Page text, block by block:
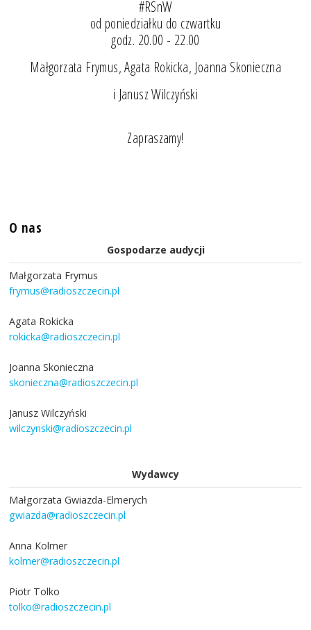
#RSnW
od poniedziałku do czwartku
godz. 20.00 - 22.00
Małgorzata Frymus, Agata Rokicka, Joanna Skonieczna
i Janusz Wilczyński
Zapraszamy!
O nas
Gospodarze audycji
Małgorzata Frymus
frymus@radioszczecin.pl
Agata Rokicka
rokicka@radioszczecin.pl
Joanna Skonieczna
skonieczna@radioszczecin.pl
Janusz Wilczyński
wilczynski@radioszczecin.pl
Wydawcy
Małgorzata Gwiazda-Elmerych
gwiazda@radioszczecin.pl
Anna Kolmer
kolmer@radioszczecin.pl
Piotr Tolko
tolko@radioszczecin.pl